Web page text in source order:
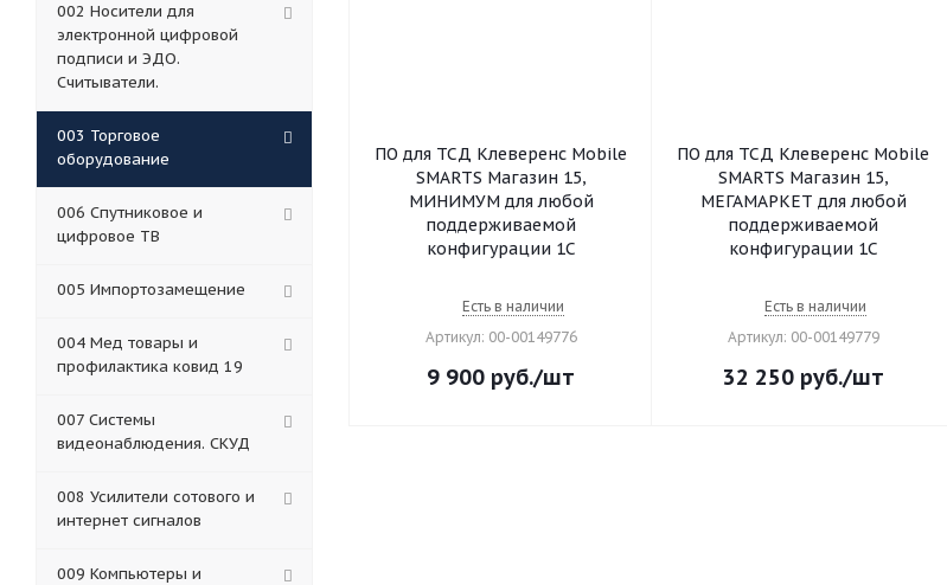
ПО для ТСД Клеверенс Mobile
SMARTS Магазин 15,
МИНИМУМ для любой
поддерживаемой
конфигурации 1С
Есть в наличии
Артикул: 00-00149776
9 900 руб./шт
ПО для ТСД Клеверенс Mobile
SMARTS Магазин 15,
МЕГАМАРКЕТ для любой
поддерживаемой
конфигурации 1С
Есть в наличии
Артикул: 00-00149779
32 250руб./шт
002 Носители для
электронной цифровой
подписи и ЭДО.
Считыватели.
003 Торговое
оборудование
006 Спутниковое и
цифровое ТВ
005 Импортозамещение
004 Мед товары и
профилактика ковид 19
007 Системы
видеонаблюдения. СКУД
008 Усилители сотового и
интернет сигналов
009 Компьютеры и